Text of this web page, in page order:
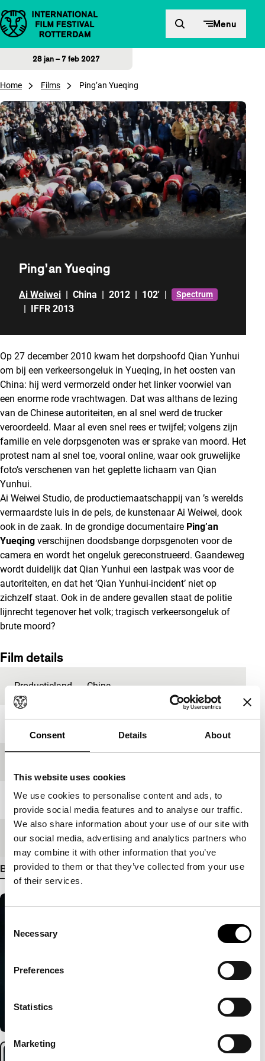
Consent Details About
This website uses cookies
We use cookies to personalise content and ads, to
provide social media features and to analyse our traffic.
We also share information about your use of our site with
our social media, advertising and analytics partners who
may combine it with other information that you’ve
provided to them or that they’ve collected from your use
of their services.
Selection
Necessary
Preferences
Statistics
Marketing
Direct naar inhoud Menu
28 jan – 7 feb 2027
Home Films Ping’an Yueqing
Ping’an Yueqing
Ai Weiwei | China | 2012 | 102' | Spectrum
| IFFR 2013
Op 27 december 2010 kwam het dorpshoofd Qian Yunhui
om bij een verkeersongeluk in Yueqing, in het oosten van
China: hij werd vermorzeld onder het linker voorwiel van
een enorme rode vrachtwagen. Dat was althans de lezing
van de Chinese autoriteiten, en al snel werd de trucker
veroordeeld. Maar al even snel rees er twijfel; volgens zijn
familie en vele dorpsgenoten was er sprake van moord. Het
protest nam al snel toe, vooral online, waar ook gruwelijke
foto’s verschenen van het geplette lichaam van Qian
Yunhui.
Ai Weiwei Studio, de productiemaatschappij van ’s werelds
vermaardste luis in de pels, de kunstenaar Ai Weiwei, dook
ook in de zaak. In de grondige documentaire Ping’an
Yueqing verschijnen doodsbange dorpsgenoten voor de
camera en wordt het ongeluk gereconstrueerd. Gaandeweg
wordt duidelijk dat Qian Yunhui een lastpak was voor de
autoriteiten, en dat het ‘Qian Yunhui-incident’ niet op
zichzelf staat. Ook in de andere gevallen staat de politie
lijnrecht tegenover het volk; tragisch verkeersongeluk of
brute moord?
Film details
Productieland China
Lengte 102'
Medium/FormaatHDcam
Bekijk meer details